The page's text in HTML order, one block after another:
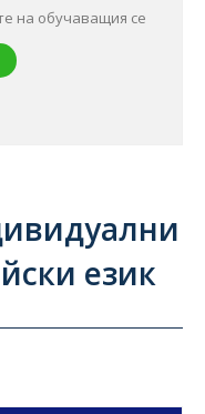
на обучаващия се
език